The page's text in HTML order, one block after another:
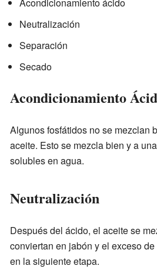
Neutralización
Separación
Secado
Acondicionamiento
Algunos fosfátidos no se mezclan
aceite. Esto se mezcla bien y a
solubles en agua.
Neutralización
Después del ácido, el aceite se
conviertan en jabón y el exceso
en la siguiente etapa.